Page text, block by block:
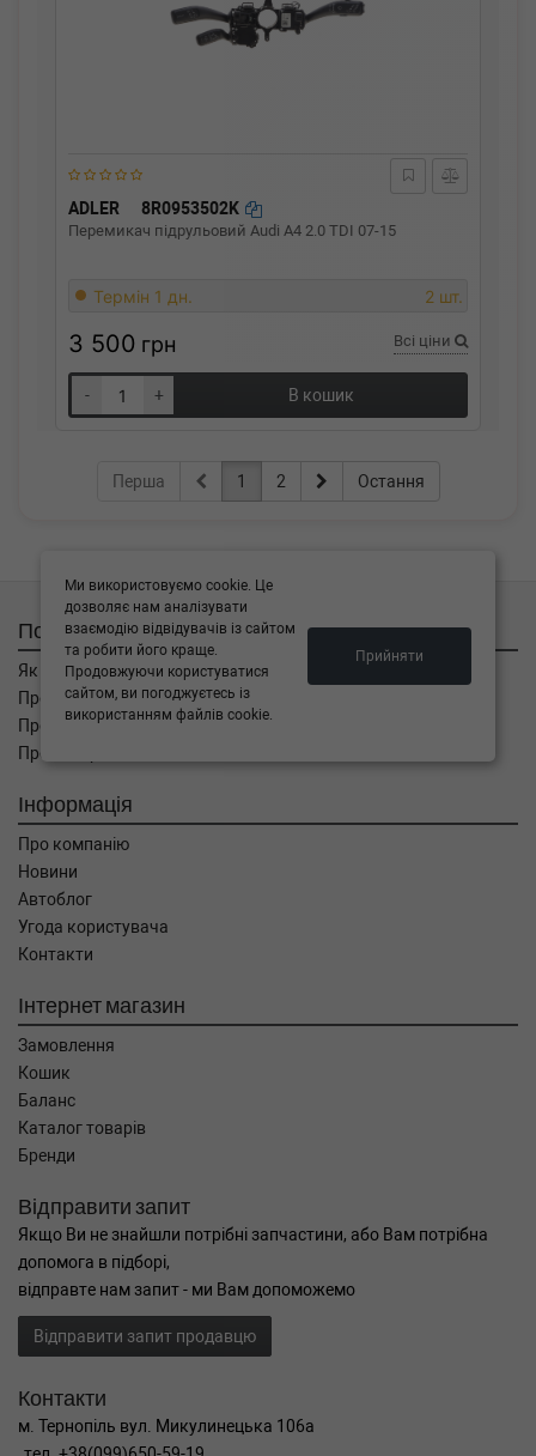
ADLER 8R0953502K
Перемикач підрульовий Audi A4 2.0 TDI 07-15
Термін 1 дн. 2 шт.
3 500 грн Всі ціни
- + В кошик
Перша 1 2 Остання
Покупцям
Як замовити
Про оплату
Про доставку
Про повернення
Інформація
Про компанію
Новини
Автоблог
Угода користувача
Контакти
Інтернет магазин
Замовлення
Кошик
Баланс
Каталог товарів
Бренди
Відправити запит
Якщо Ви не знайшли потрібні запчастини, або Вам потрібна
допомога в підборі,
відправте нам запит - ми Вам допоможемо
Відправити запит продавцю
Контакти
м. Тернопіль вул. Микулинецька 106а
Ми використовуємо cookie. Це
дозволяє нам аналізувати
взаємодію відвідувачів із сайтом
та робити його краще.
Продовжуючи користуватися
сайтом, ви погоджуєтесь із
використанням файлів cookie.
Прийняти